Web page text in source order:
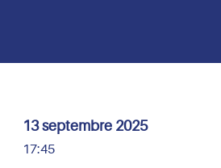
13 septembre 2025
17:45